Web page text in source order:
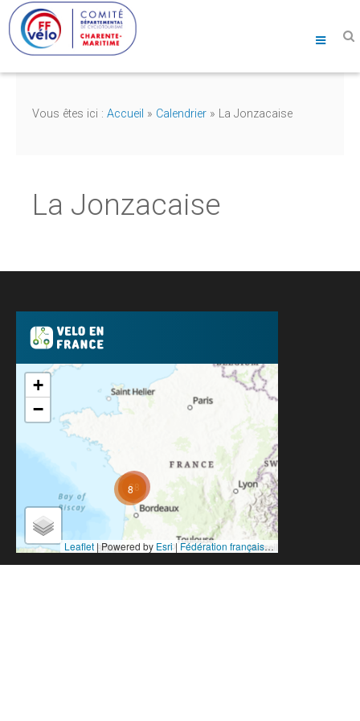
Vous êtes ici : Accueil » Calendrier » La Jonzacaise
La Jonzacaise